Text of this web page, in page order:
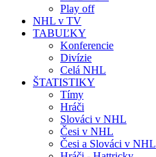
Play off
NHL v TV
TABUĽKY
Konferencie
Divízie
Celá NHL
ŠTATISTIKY
Tímy
Hráči
Slováci v NHL
Česi v NHL
Česi a Slováci v NHL